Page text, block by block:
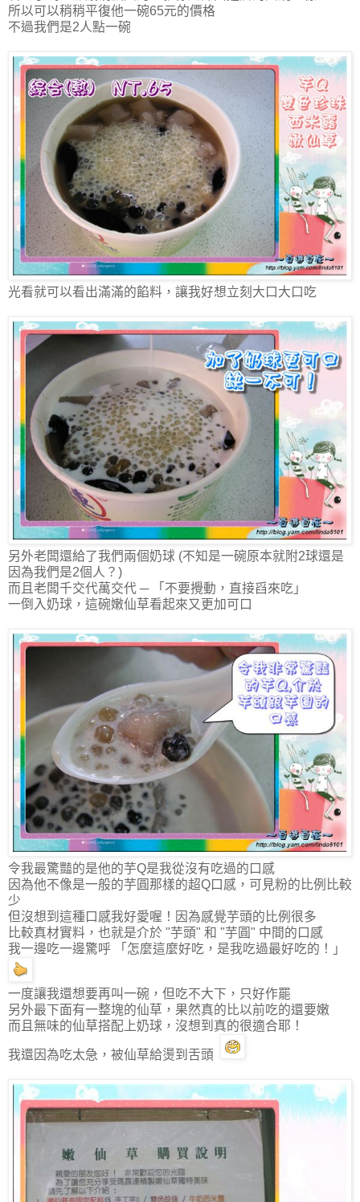
所以可以稍稍平復他一碗65元的價格
不過我們是2人點一碗
光看就可以看出滿滿的餡料，讓我好想立刻大口大口吃
另外老闆還給了我們兩個奶球 (不知是一碗原本就附2球還是
因為我們是2個人？)
而且老闆千交代萬交代 ─ 「不要攪動，直接舀來吃」
一倒入奶球，這碗嫩仙草看起來又更加可口
令我最驚豔的是他的芋Q是我從沒有吃過的口感
因為他不像是一般的芋圓那樣的超Q口感，可見粉的比例比較
少
但沒想到這種口感我好愛喔！因為感覺芋頭的比例很多
比較真材實料，也就是介於 "芋頭" 和 "芋圓" 中間的口感
我一邊吃一邊驚呼 「怎麼這麼好吃，是我吃過最好吃的！」
一度讓我還想要再叫一碗，但吃不大下，只好作罷
另外最下面有一整塊的仙草，果然真的比以前吃的還要嫩
而且無味的仙草搭配上奶球，沒想到真的很適合耶！
我還因為吃太急，被仙草給燙到舌頭